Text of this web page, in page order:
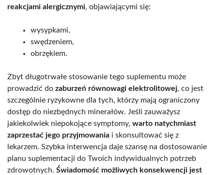
reakcjami alergicznymi, objawiającymi się:
wysypkami,
swędzeniem,
obrzękiem.
Zbyt długotrwałe stosowanie tego suplementu może
prowadzić do zaburzeń równowagi elektrolitowej, co jest
szczególnie ryzykowne dla tych, którzy mają ograniczony
dostęp do niezbędnych minerałów. Jeśli zauważysz
jakiekolwiek niepokojące symptomy, warto natychmiast
zaprzestać jego przyjmowania i skonsultować się z
lekarzem. Szybka interwencja daje szansę na dostosowanie
planu suplementacji do Twoich indywidualnych potrzeb
zdrowotnych. Świadomość możliwych konsekwencji jest